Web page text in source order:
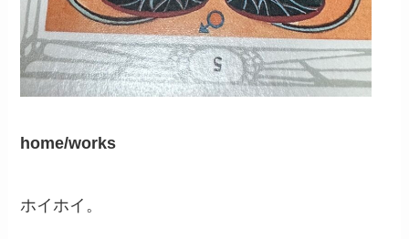
home/works
ホイホイ。